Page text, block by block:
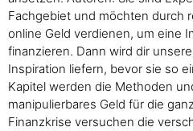
Fachgebiet und möchten durch
online Geld verdienen, um eine
finanzieren. Dann wird dir
Inspiration liefern, bevor sie so
Kapitel werden die Methoden
manipulierbares Geld für die
Finanzkrise versuchen die